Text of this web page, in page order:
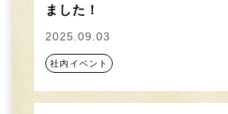
ました！
2025.09.03
社内イベント